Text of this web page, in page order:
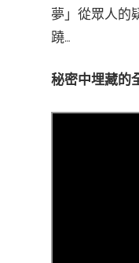
夢」從眾人的
蹺…
秘密中埋藏的